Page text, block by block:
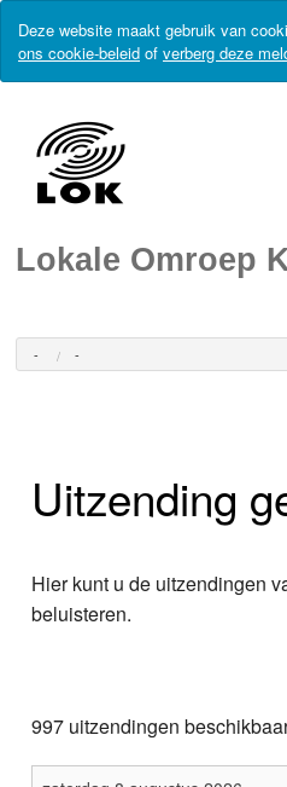
Deze website maakt gebruik van
ons cookie-beleid of verberg deze
Lokale Omroep
- -
Login
Programma's
Foto's
Video
Uitzending
Hier kunt u de uitzendingen
beluisteren.
997 uitzendingen